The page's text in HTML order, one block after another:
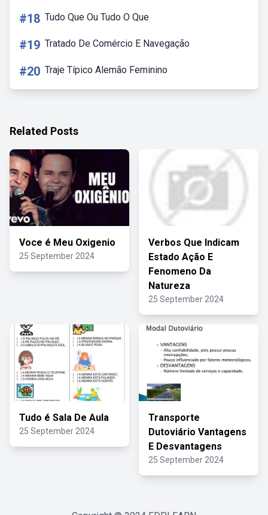
#18 Tudo Que Ou Tudo O Que
#19 Tratado De Comércio E Navegação
#20 Traje Típico Alemão Feminino
Related Posts
Voce é Meu Oxigenio
25 September 2024
Verbos Que Indicam
Estado Ação E
Fenomeno Da
Natureza
25 September 2024
Tudo é Sala De Aula
25 September 2024
Transporte
Dutoviário Vantagens
E Desvantagens
25 September 2024